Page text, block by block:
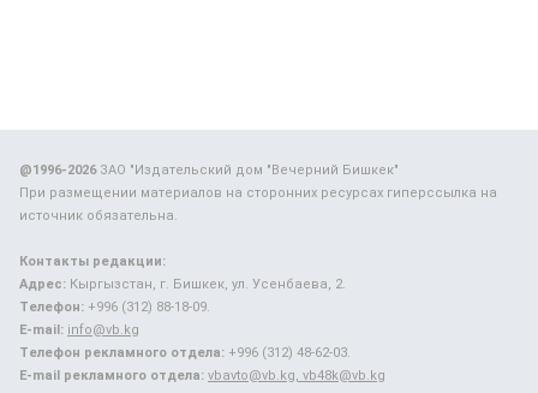
@1996-2026ЗАО "Издательский дом "Вечерний Бишкек"
При размещении материалов на сторонних ресурсах гиперссылка на
источник обязательна.
Контакты редакции:
Адрес: Кыргызстан, г. Бишкек, ул. Усенбаева, 2.
Телефон: +996 (312) 88-18-09.
E-mail: info@vb.kg
Телефон рекламного отдела: +996 (312) 48-62-03.
E-mail рекламного отдела: vbavto@vb.kg, vb48k@vb.kg